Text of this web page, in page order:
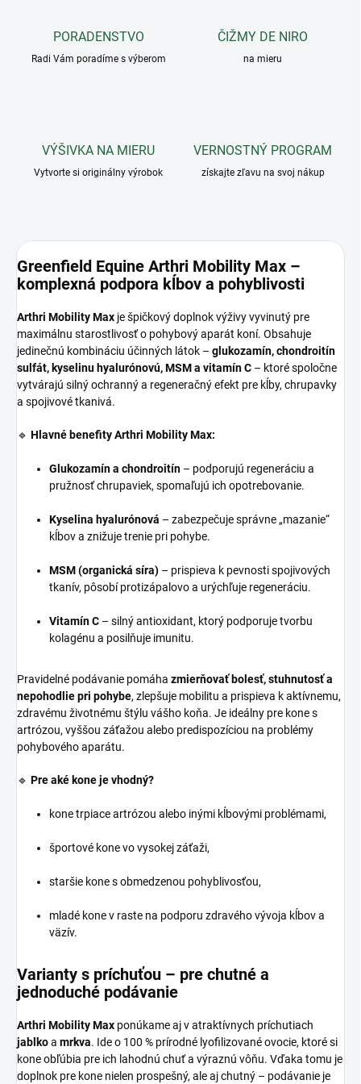
PORADENSTVO
Radi Vám poradíme s výberom
ČIŽMY DE NIRO
na mieru
VÝŠIVKA NA MIERU
Vytvorte si originálny výrobok
VERNOSTNÝ PROGRAM
získajte zľavu na svoj nákup
Greenfield Equine Arthri Mobility Max –
komplexná podpora kĺbov a pohyblivosti
Arthri Mobility Max je špičkový doplnok výživy vyvinutý pre
maximálnu starostlivosť o pohybový aparát koní. Obsahuje
jedinečnú kombináciu účinných látok – glukozamín, chondroitín
sulfát, kyselinu hyalurónovú, MSM a vitamín C – ktoré spoločne
vytvárajú silný ochranný a regeneračný efekt pre kĺby, chrupavky
a spojivové tkanivá.
🔹 Hlavné benefity Arthri Mobility Max:
Glukozamín a chondroitín – podporujú regeneráciu a
pružnosť chrupaviek, spomaľujú ich opotrebovanie.
Kyselina hyalurónová – zabezpečuje správne „mazanie“
kĺbov a znižuje trenie pri pohybe.
MSM (organická síra) – prispieva k pevnosti spojivových
tkanív, pôsobí protizápalovo a urýchľuje regeneráciu.
Vitamín C – silný antioxidant, ktorý podporuje tvorbu
kolagénu a posilňuje imunitu.
Pravidelné podávanie pomáha zmierňovať bolesť, stuhnutosť a
nepohodlie pri pohybe, zlepšuje mobilitu a prispieva k aktívnemu,
zdravému životnému štýlu vášho koňa. Je ideálny pre kone s
artrózou, vyššou záťažou alebo predispozíciou na problémy
pohybového aparátu.
🔹 Pre aké kone je vhodný?
kone trpiace artrózou alebo inými kĺbovými problémami,
športové kone vo vysokej záťaži,
staršie kone s obmedzenou pohyblivosťou,
mladé kone v raste na podporu zdravého vývoja kĺbov a
väzív.
Varianty s príchuťou – pre chutné a
jednoduché podávanie
Arthri Mobility Max ponúkame aj v atraktívnych príchutiach
jablkoa mrkva. Ide o 100 % prírodné lyofilizované ovocie, ktoré si
kone obľúbia pre ich lahodnú chuť a výraznú vôňu. Vďaka tomu je
doplnok pre kone nielen prospešný, ale aj chutný – podávanie je